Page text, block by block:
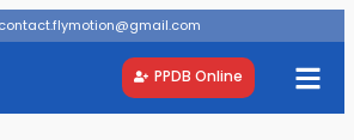
contact.flymotion@gmail.com
PPDB Online